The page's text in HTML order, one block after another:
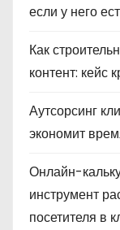
если у него
Как
контент: кейс
Аутсорсинг
экономит
Онлайн-
инструмент
посетителя в